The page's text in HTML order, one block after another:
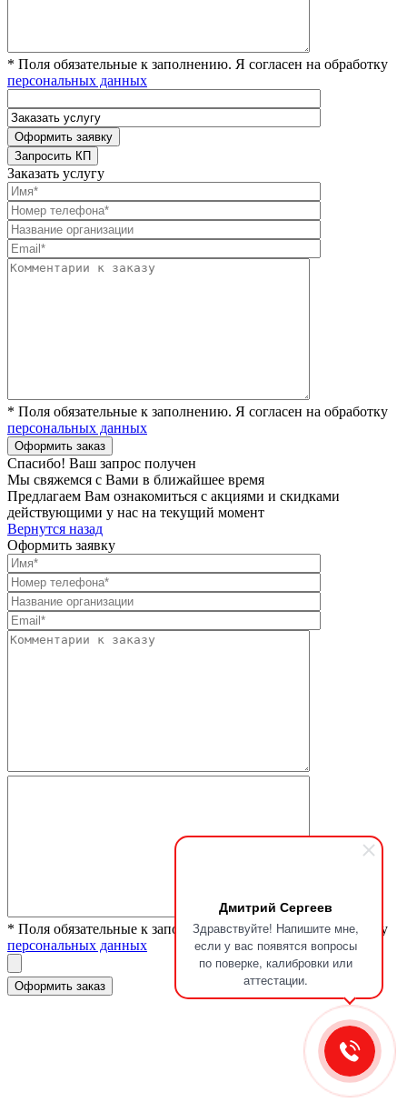
Дмитрий Сергеев
Здравствуйте! Напишите мне,
если у вас появятся вопросы
по поверке, калибровки или
аттестации.
* Поля обязательные к заполнению. Я согласен на обработку
персональных данных
Заказать услугу
* Поля обязательные к заполнению. Я согласен на обработку
персональных данных
Спасибо! Ваш запрос получен
Мы свяжемся с Вами в ближайшее время
Предлагаем Вам ознакомиться с акциями и скидками
действующими у нас на текущий момент
Вернутся назад
Оформить заявку
* Поля обязательные к заполнению. Я согласен на обработку
персональных данных